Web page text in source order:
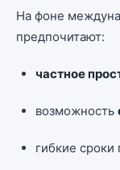
На фоне
предпочитают:
частное
возможность
гибкие